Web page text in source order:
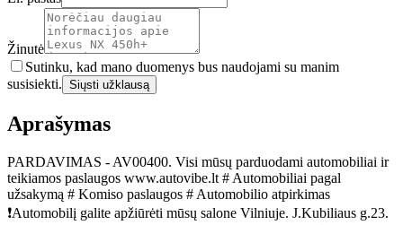
Žinutė
Sutinku, kad mano duomenys bus naudojami su manim
susisiekti. Siųsti užklausą
Aprašymas
PARDAVIMAS - AV00400. Visi mūsų parduodami automobiliai ir
teikiamos paslaugos www.autovibe.lt # Automobiliai pagal
užsakymą # Komiso paslaugos # Automobilio atpirkimas
❗Automobilį galite apžiūrėti mūsų salone Vilniuje. J.Kubiliaus g.23.